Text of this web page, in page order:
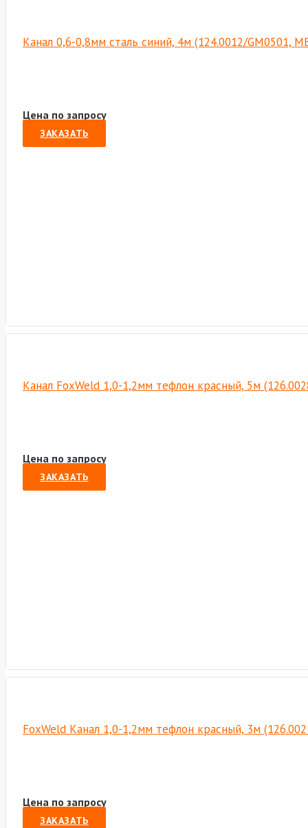
Канал 0,6-0,8мм сталь синий, 4м (124.0012/GM0501,
Цена по запросу
ЗАКАЗАТЬ
Канал FoxWeld 1,0-1,2мм тефлон красный, 5м
Цена по запросу
ЗАКАЗАТЬ
FoxWeld Канал 1,0-1,2мм тефлон красный, 3м
Цена по запросу
ЗАКАЗАТЬ